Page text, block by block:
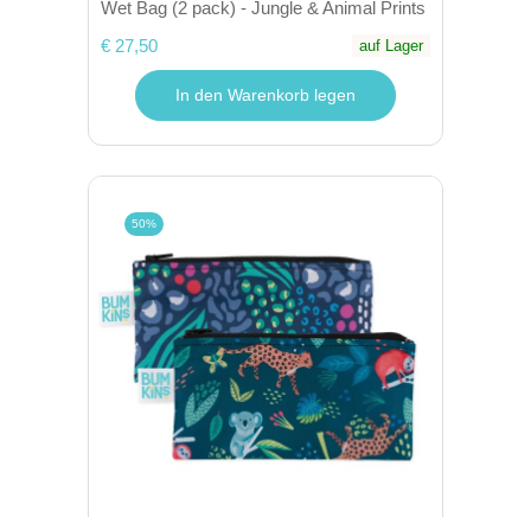
Wet Bag (2 pack) - Jungle & Animal Prints
€ 27,50
auf Lager
In den Warenkorb legen
50%